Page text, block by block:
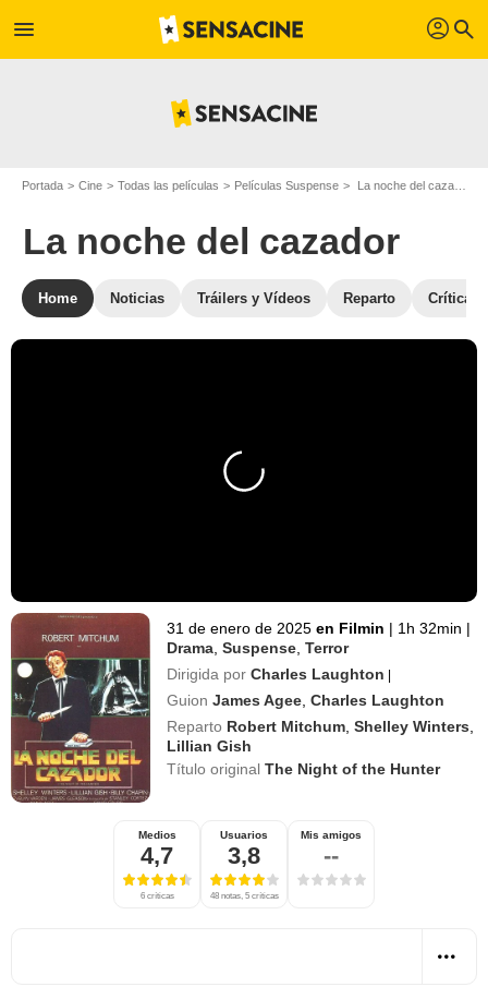
menu profil search
Portada Cine Todas las películas Películas Suspense La noche del cazador
La noche del cazador
Home Noticias Tráilers y Vídeos Reparto Críticas
31 de enero de 2025 en Filmin | 1h 32min |
Drama ,Suspense ,Terror
Dirigida por Charles Laughton |
Guion James Agee ,Charles Laughton
Reparto Robert Mitchum ,Shelley Winters
Lillian Gish
Título originalThe Night of the Hunter
Medios
4,7
6 críticas
Usuarios
3,8
48 notas, 5 críticas
Mis amigos
--